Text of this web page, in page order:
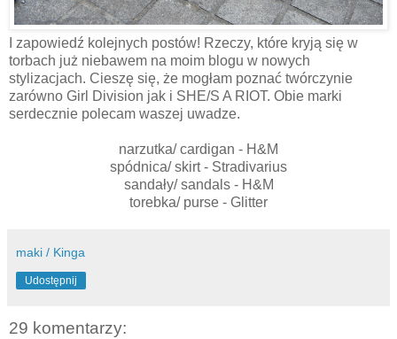
I zapowiedź kolejnych postów! Rzeczy, które kryją się w
torbach już niebawem na moim blogu w nowych
stylizacjach. Cieszę się, że mogłam poznać twórczynie
zarówno Girl Division jak i SHE/S A RIOT. Obie marki
serdecznie polecam waszej uwadze.
narzutka/ cardigan - H&M
spódnica/ skirt - Stradivarius
sandały/ sandals - H&M
torebka/ purse - Glitter
maki / Kinga
Udostępnij
29 komentarzy: